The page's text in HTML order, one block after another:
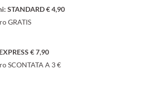
STANDARD € 4,90
GRATIS
€ 7,90
SCONTATA A 3 €